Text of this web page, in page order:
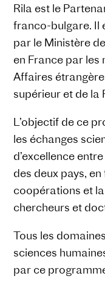
Rila est le
franco-bulgare. Il
par le Ministère
en France par les
Affaires
supérieur et de la
L’objectif de ce
les échanges
d’excellence
des deux pays,
coopérations et
chercheurs et
Tous les
sciences
par ce